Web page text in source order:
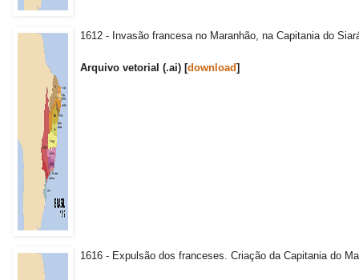
1612 - Invasão francesa no Maranhão, na Capitania do
Arquivo vetorial (.ai) [download]
1616 - Expulsão dos franceses. Criação da Capitania do